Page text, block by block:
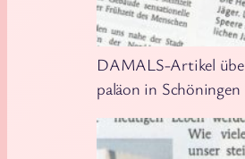
DAMALS-Artikel
paläon in Schöningen